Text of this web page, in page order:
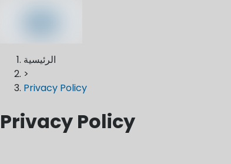
الرئيسية
>
Privacy Policy
Privacy Policy